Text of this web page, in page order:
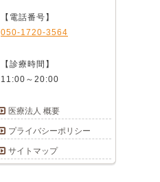
【電話番号】
050-1720-3564
【診療時間】
11:00～20:00
医療法人 概要
プライバシーポリシー
サイトマップ